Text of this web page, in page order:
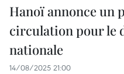
Hanoï annonce un
circulation pour le
nationale
14/08/2025 21:00